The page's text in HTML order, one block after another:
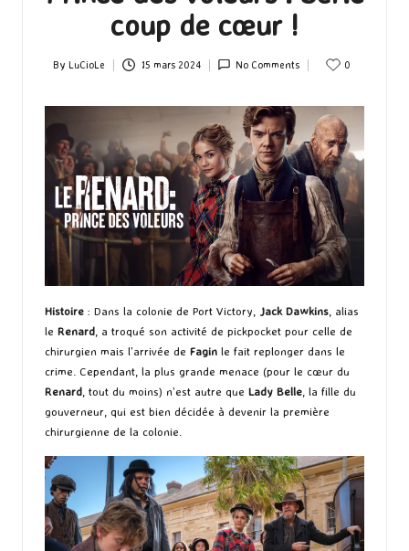
coup de cœur !
Posted
By LuCioLe 15 mars 2024 No Comments 0
Histoire : Dans la colonie de Port Victory, Jack Dawkins , alias
le Renard , a troqué son activité de pickpocket pour celle de
chirurgien mais l’arrivée de Fagin le fait replonger dans le
crime. Cependant, la plus grande menace (pour le cœur du
Renard , tout du moins) n’est autre que Lady Belle , la fille du
gouverneur, qui est bien décidée à devenir la première
chirurgienne de la colonie.